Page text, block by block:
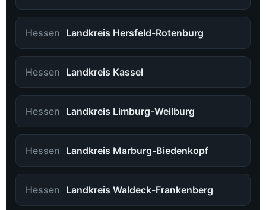
Hessen Landkreis Hersfeld-Rotenburg
Hessen Landkreis Kassel
Hessen Landkreis Limburg-Weilburg
Hessen Landkreis Marburg-Biedenkopf
Hessen Landkreis Waldeck-Frankenberg